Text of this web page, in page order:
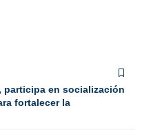
participa en socialización
fortalecer la